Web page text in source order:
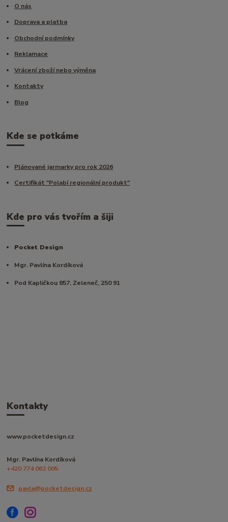
O nás
Doprava a platba
Obchodní podmínky
Reklamace
Vrácení zboží nebo výměna
Kontakty
Blog
Kde se potkáme
Plánované jarmarky pro rok 2026
Certifikát "Polabí regionální produkt"
Kde pro vás tvořím a šiji
Pocket Design
Mgr. Pavlína Kordíková
Pod Kapličkou 857, Zeleneč, 250 91
Kontakty
www.pocketdesign.cz
Mgr. Pavlína Kordíková
+420 774 062 005
pavla@pocketdesign.cz